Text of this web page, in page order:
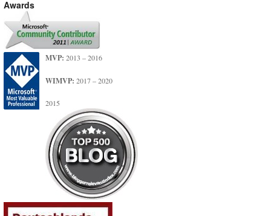
Awards
MVP: 2013 – 2016
WIMVP: 2017 – 2020
2015